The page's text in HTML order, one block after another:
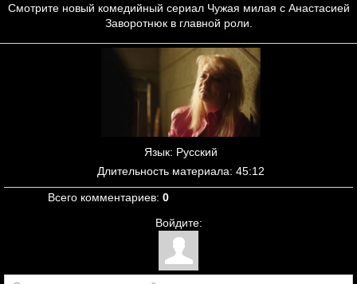
Смотрите новый комедийный сериал Чужая милая с Анастасией
Заворотнюк в главной роли.
Язык: Русский
Длительность материала: 45:12
Всего комментариев: 0
Войдите: